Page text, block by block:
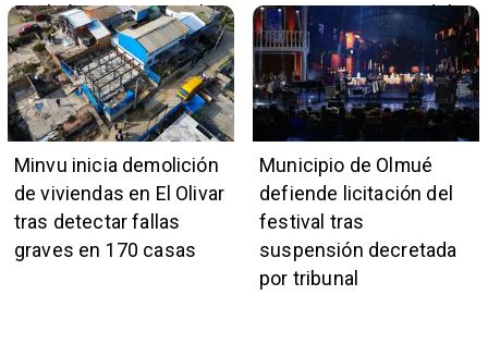
también pertenece a la
institución naval
proyecto portuario del
país
Minvu inicia demolición
de viviendas en El Olivar
tras detectar fallas
graves en 170 casas
Municipio de Olmué
defiende licitación del
festival tras
suspensión decretada
por tribunal